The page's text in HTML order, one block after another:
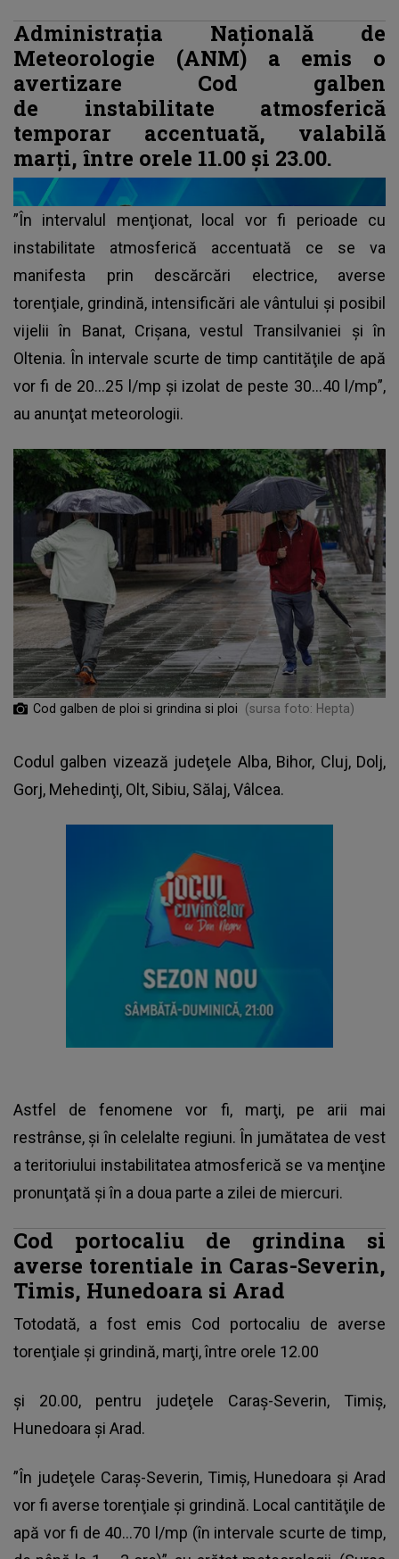
Administraţia Naţională de
Meteorologie (ANM) a emis o
avertizare Cod galben
de instabilitate atmosferică
temporar accentuată, valabilă
marţi, între orele 11.00 şi 23.00.
”În intervalul menţionat, local vor fi perioade cu
instabilitate atmosferică accentuată ce se va
manifesta prin descărcări electrice, averse
torenţiale, grindină, intensificări ale vântului şi posibil
vijelii în Banat, Crişana, vestul Transilvaniei şi în
Oltenia. În intervale scurte de timp cantităţile de apă
vor fi de 20...25 l/mp şi izolat de peste 30...40 l/mp”,
au anunţat meteorologii.
Cod galben de ploi si grindina si ploi (sursa foto: Hepta)
Codul galben vizează judeţele Alba, Bihor, Cluj, Dolj,
Gorj, Mehedinţi, Olt, Sibiu, Sălaj, Vâlcea.
Astfel de fenomene vor fi, marţi, pe arii mai
restrânse, şi în celelalte regiuni. În jumătatea de vest
a teritoriului instabilitatea atmosferică se va menţine
pronunţată şi în a doua parte a zilei de miercuri.
Cod portocaliu de grindina si
averse torentiale in Caras-Severin,
Timis, Hunedoara si Arad
Totodată, a fost emis Cod portocaliu de averse
torenţiale şi grindină, marţi, între orele 12.00
şi 20.00, pentru judeţele Caraş-Severin, Timiş,
Hunedoara şi Arad.
”În judeţele Caraş-Severin, Timiş, Hunedoara şi Arad
vor fi averse torenţiale şi grindină. Local cantităţile de
apă vor fi de 40...70 l/mp (în intervale scurte de timp,